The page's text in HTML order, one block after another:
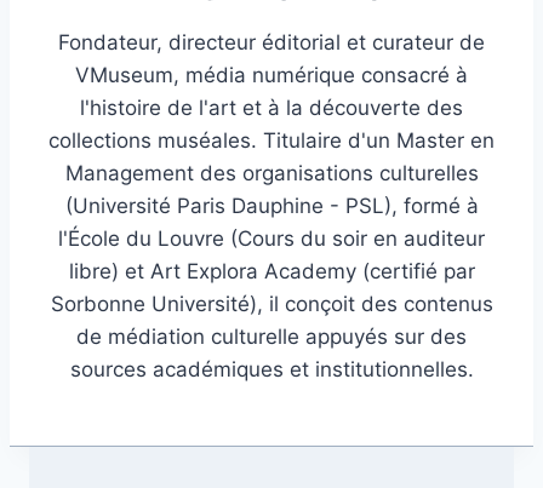
Fondateur, directeur éditorial et curateur de
VMuseum, média numérique consacré à
l'histoire de l'art et à la découverte des
collections muséales. Titulaire d'un Master en
Management des organisations culturelles
(Université Paris Dauphine - PSL), formé à
l'École du Louvre (Cours du soir en auditeur
libre) et Art Explora Academy (certifié par
Sorbonne Université), il conçoit des contenus
de médiation culturelle appuyés sur des
sources académiques et institutionnelles.